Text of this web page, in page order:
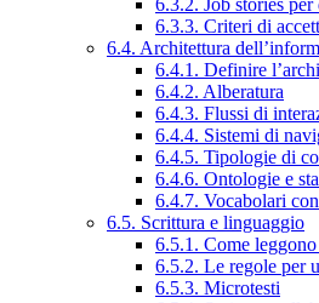
6.3.3. Criteri di
6.4. Architettura
6.4.1. Definire
6.4.2. Alberatura
6.4.3. Flussi di
6.4.4. Sistemi di
6.4.5. Tipologie di
6.4.6. Ontologie e
6.4.7. Vocabolari
6.5. Scrittura e linguaggio
6.5.1. Come
6.5.2. Le regole per
6.5.3. Microtesti